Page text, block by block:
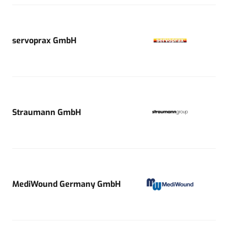
servoprax GmbH
Straumann GmbH
MediWound Germany GmbH